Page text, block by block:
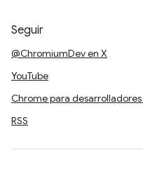
Seguir
@ChromiumDev en X
YouTube
Chrome para desarrolladores
RSS